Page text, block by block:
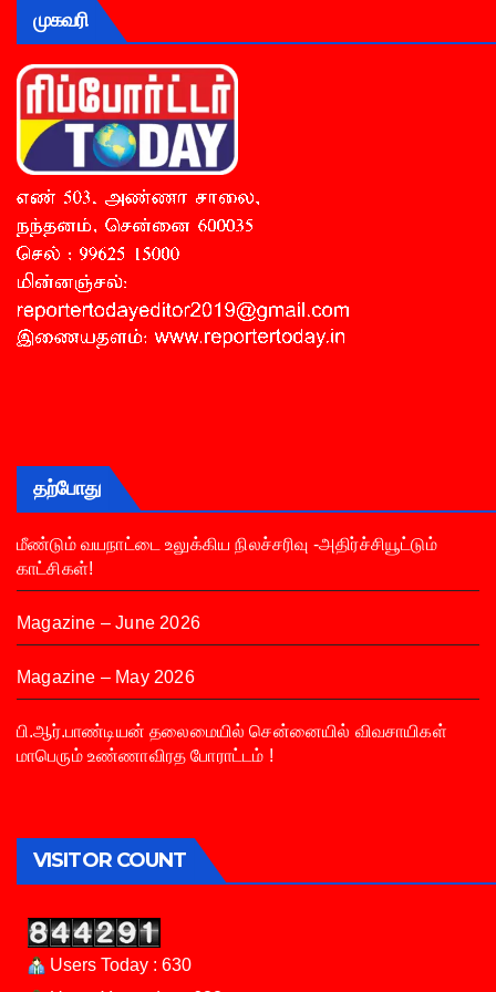
முகவரி
தற்போது
மீண்டும் வயநாட்டை உலுக்கிய நிலச்சரிவு -அதிர்ச்சியூட்டும்
காட்சிகள்!
Magazine – June 2026
Magazine – May 2026
பி.ஆர்.பாண்டியன் தலைமையில் சென்னையில் விவசாயிகள்
மாபெரும் உண்ணாவிரத போராட்டம் !
VISITOR COUNT
Users Today : 630